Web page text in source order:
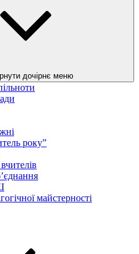
дочірнє меню
року”
майстерності